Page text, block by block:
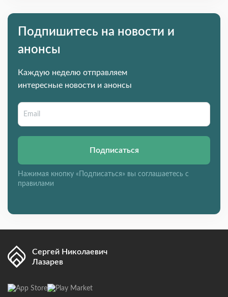
Подпишитесь на новости и
анонсы
Каждую неделю отправляем
интересные новости и анонсы
Подписаться
Нажимая кнопку «Подписаться» вы соглашаетесь с
правилами
Сергей Николаевич
Лазарев